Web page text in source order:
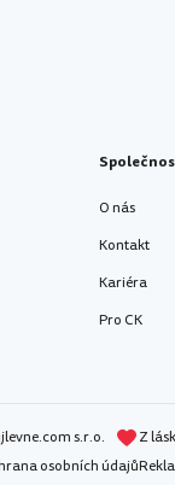
O nás
Kontakt
Kariéra
Pro CK
s.r.o.
Z
osobních údajů